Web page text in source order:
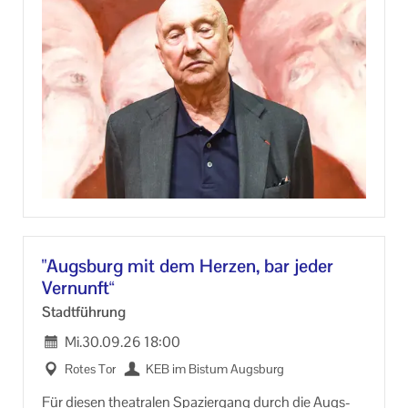
aus­ge­stell­ten Bil­der ent­stan­den be­reits 1989 im
Augs­bur­ger Glas­pa­last.
Im Scha­ez­ler­pa­lais prä­sen­tiert er nun erst­mals eine
neue Fa­cet­te sei­nes Schaf­fens: Künst­ler­por­träts. In
den letz­ten Jah­ren por­trä­tiert Da­ni­el Bisk­up welt­weit
Pro­mi­nen­te aus Po­li­tik, Kul­tur und Wirt­schaft.
An­mel­dung er­for­der­lich unter:
(0821) 3166 8822 oder info@keb-​augsburg.de
"Augs­burg mit dem Her­zen, bar jeder
Ver­nunft“
Stadt­füh­rung
Mi.30.09.26 18:00
Rotes Tor KEB im Bis­tum Augs­burg
Für die­sen thea­tra­len Spa­zier­gang durch die Augs­